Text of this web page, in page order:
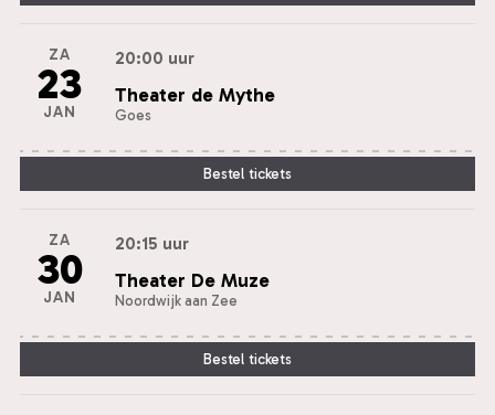
ZA
23
JAN
20:00 uur
Theater de Mythe
Goes
Bestel tickets
ZA
30
JAN
20:15 uur
Theater De Muze
Noordwijk aan Zee
Bestel tickets